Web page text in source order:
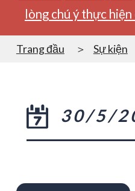
lòng chú ý thực
Trang đầu Sự kiện
30/5/